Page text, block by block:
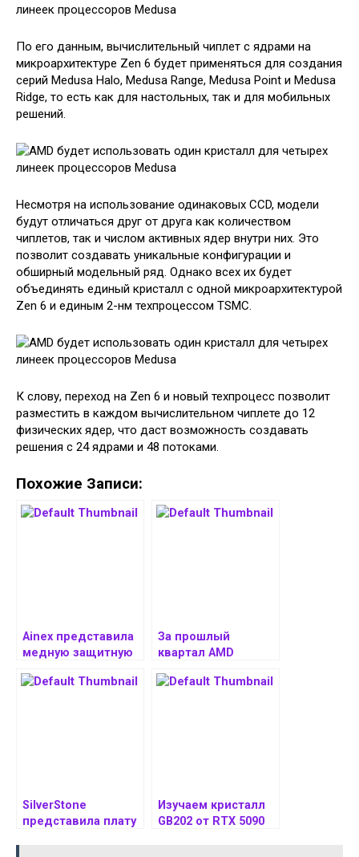
По его данным, вычислительный чиплет с ядрами на
микроархитектуре Zen 6 будет применяться для создания
серий Medusa Halo, Medusa Range, Medusa Point и Medusa
Ridge, то есть как для настольных, так и для мобильных
решений.
Несмотря на использование одинаковых CCD, модели
будут отличаться друг от друга как количеством
чиплетов, так и числом активных ядер внутри них. Это
позволит создавать уникальные конфигурации и
обширный модельный ряд. Однако всех их будет
объединять единый кристалл с одной микроархитектурой
Zen 6 и единым 2-нм техпроцессом TSMC.
К слову, переход на Zen 6 и новый техпроцесс позволит
разместить в каждом вычислительном чиплете до 12
физических ядер, что даст возможность создавать
решения с 24 ядрами и 48 потоками.
Похожие Записи:
Ainex представила
медную защитную
процессоров AMD
За прошлый
квартал AMD
100 миллионов
SilverStone
представила плату
Изучаем кристалл
GB202 от RTX 5090